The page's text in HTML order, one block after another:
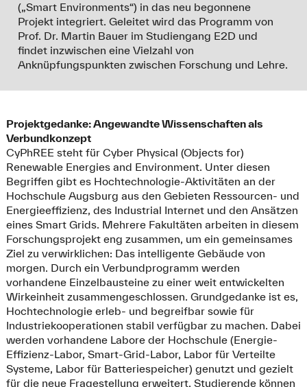
(„Smart Environments“) in das neu begonnene
Projekt integriert. Geleitet wird das Programm von
Prof. Dr. Martin Bauer im Studiengang E2D und
findet inzwischen eine Vielzahl von
Anknüpfungspunkten zwischen Forschung und Lehre.
Projektgedanke: Angewandte Wissenschaften als
Verbundkonzept
CyPhREE steht für Cyber Physical (Objects for)
Renewable Energies and Environment. Unter diesen
Begriffen gibt es Hochtechnologie-Aktivitäten an der
Hochschule Augsburg aus den Gebieten Ressourcen- und
Energieeffizienz, des Industrial Internet und den Ansätzen
eines Smart Grids. Mehrere Fakultäten arbeiten in diesem
Forschungsprojekt eng zusammen, um ein gemeinsames
Ziel zu verwirklichen: Das intelligente Gebäude von
morgen. Durch ein Verbundprogramm werden
vorhandene Einzelbausteine zu einer weit entwickelten
Wirkeinheit zusammengeschlossen. Grundgedanke ist es,
Hochtechnologie erleb- und begreifbar sowie für
Industriekooperationen stabil verfügbar zu machen. Dabei
werden vorhandene Labore der Hochschule (Energie-
Effizienz-Labor, Smart-Grid-Labor, Labor für Verteilte
Systeme, Labor für Batteriespeicher) genutzt und gezielt
für die neue Fragestellung erweitert. Studierende können